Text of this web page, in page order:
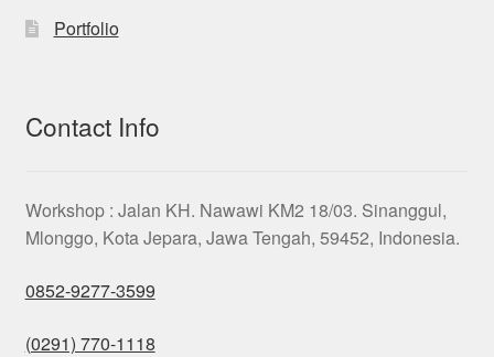
Portfolio
Contact Info
Workshop : Jalan KH. Nawawi KM2 18/03. Sinanggul,
Mlonggo, Kota Jepara, Jawa Tengah, 59452, Indonesia.
0852-9277-3599
(0291) 770-1118